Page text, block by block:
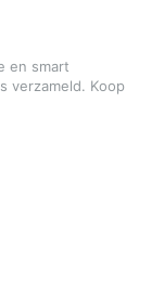
en smart
verzameld. Koop